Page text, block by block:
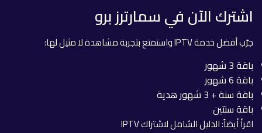
اشترك الآن في سمارترز برو
جرّب أفضل خدمة IPTV واستمتع بتجربة مشاهدة لا مثيل لها:
باقة 3 شهور
باقة 6 شهور
باقة سنة + 3 شهور هدية
باقة سنتين
اقرأ أيضاً:الدليل الشامل لاشتراك IPTV